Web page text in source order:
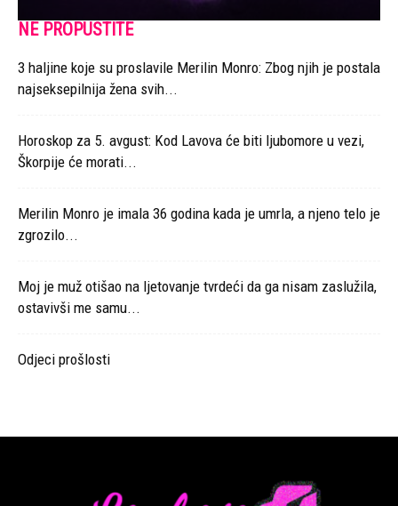
NE PROPUSTITE
3 haljine koje su proslavile Merilin Monro: Zbog njih je postala
najseksepilnija žena svih...
Horoskop za 5. avgust: Kod Lavova će biti ljubomore u vezi,
Škorpije će morati...
Merilin Monro je imala 36 godina kada je umrla, a njeno telo je
zgrozilo...
Moj je muž otišao na ljetovanje tvrdeći da ga nisam zaslužila,
ostavivši me samu...
Odjeci prošlosti